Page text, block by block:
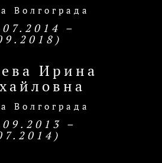
Волгограда
–
Ирина
Волгограда
–